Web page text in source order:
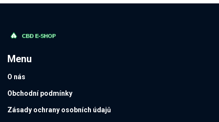
Menu
O nás
Obchodní podmínky
Zásady ochrany osobních údajů